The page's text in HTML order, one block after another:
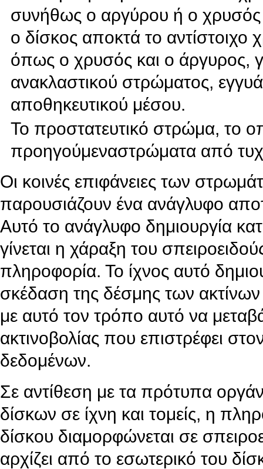
συνήθως ο αργύρου ή ο χρυσός
ο δίσκος αποκτά το
όπως ο χρυσός και ο άργυρος,
ανακλαστικού στρώματος,
αποθηκευτικού μέσου.
Το προστατευτικό στρώμα, το
προηγούμεναστρώματα από
Οι κοινές επιφάνειες των
παρουσιάζουν ένα ανάγλυφο
Αυτό το ανάγλυφο δημιουργία
γίνεται η χάραξη του
πληροφορία. Το ίχνος αυτό
σκέδαση της δέσμης των ακτίνων
με αυτό τον τρόπο αυτό να
ακτινοβολίας που επιστρέφει
δεδομένων.
Σε αντίθεση με τα πρότυπα
δίσκων σε ίχνη και τομείς, η
δίσκου διαμορφώνεται σε
αρχίζει από το εσωτερικό του